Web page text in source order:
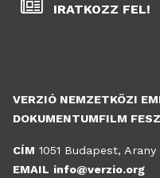
VERZIÓ NEMZETKÖZI
DOKUMENTUMFILM
CÍM 1051 Budapest,
EMAIL info@verzio.org
IRATKOZZ FEL!